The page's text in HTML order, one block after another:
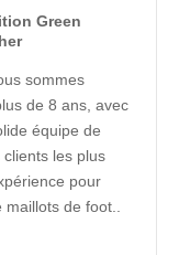
Green
sommes
de 8 ans, avec
équipe de
les plus
pour
de foot..